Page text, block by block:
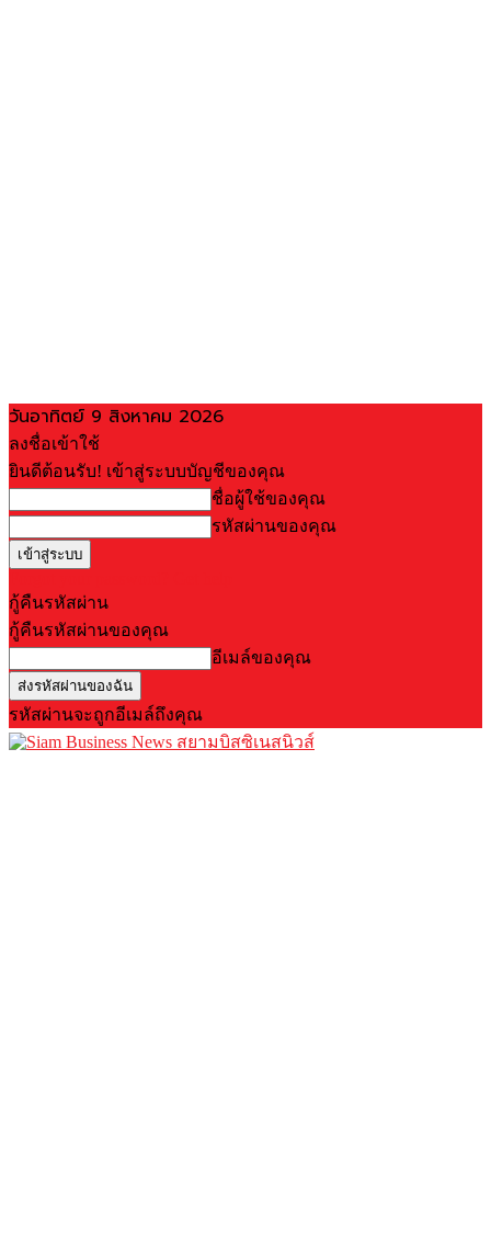
วันอาทิตย์ 9 สิงหาคม 2026
ลงชื่อเข้าใช้
ยินดีต้อนรับ! เข้าสู่ระบบบัญชีของคุณ
ชื่อผู้ใช้ของคุณ
รหัสผ่านของคุณ
กู้คืนรหัสผ่าน
กู้คืนรหัสผ่านของคุณ
อีเมล์ของคุณ
รหัสผ่านจะถูกอีเมล์ถึงคุณ
สยามบิสซิเนสนิวส์